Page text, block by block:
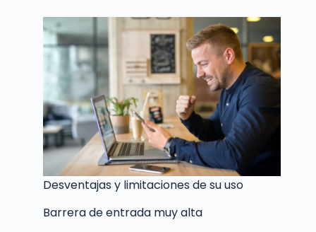
Desventajas y limitaciones de su uso
Barrera de entrada muy alta